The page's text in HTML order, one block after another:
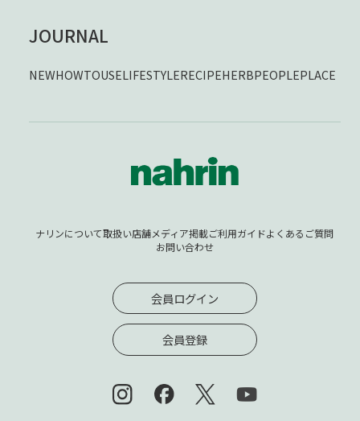
JOURNAL
NEWHOWTOUSELIFESTYLERECIPEHERBPEOPLEPLACE
ナリンについて取扱い店舗メディア掲載ご利用ガイドよくあるご質問
お問い合わせ
会員ログイン
会員登録